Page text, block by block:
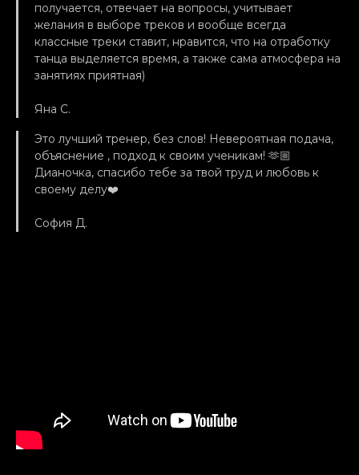
получается, отвечает на вопросы, учитывает
желания в выборе треков и вообще всегда
классные треки ставит, нравится, что на отработку
танца выделяется время, а также сама атмосфера на
занятиях приятная)
Яна С.
Это лучший тренер, без слов! Невероятная подача,
объяснение , подход к своим ученикам! 🫶🏼
Дианочка, спасибо тебе за твой труд и любовь к
своему делу❤️
София Д.